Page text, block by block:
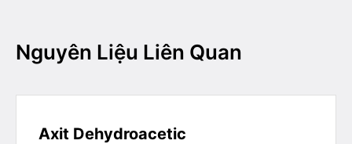
Nguyên Liệu Liên Quan
Axit Dehydroacetic